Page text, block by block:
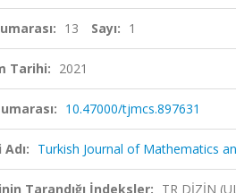
13 Sayı: 1
Tarihi: 2021
10.47000/tjmcs.897631
Turkish Journal of Mathematics
Tarandığı İndeksler: TR DİZİN